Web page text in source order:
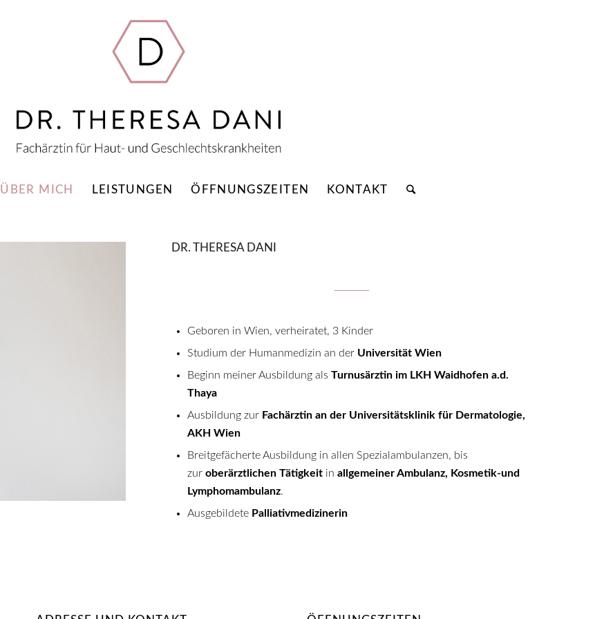
ÜBER MICH LEISTUNGEN ÖFFNUNGSZEITEN KONTAKT
DR. THERESA DANI
Geboren in Wien, verheiratet, 3 Kinder
Studium der Humanmedizin an der Universität Wien
Beginn meiner Ausbildung alsTurnusärztin im LKH Waidhofen a.d.
Thaya
Ausbildung zur Fachärztin an der Universitätsklinik für Dermatologie,
AKH Wien
Breitgefächerte Ausbildung in allen Spezialambulanzen, bis
zuroberärztlichen Tätigkeit inallgemeiner Ambulanz, Kosmetik-und
Lymphomambulanz.
Ausgebildete Palliativmedizinerin